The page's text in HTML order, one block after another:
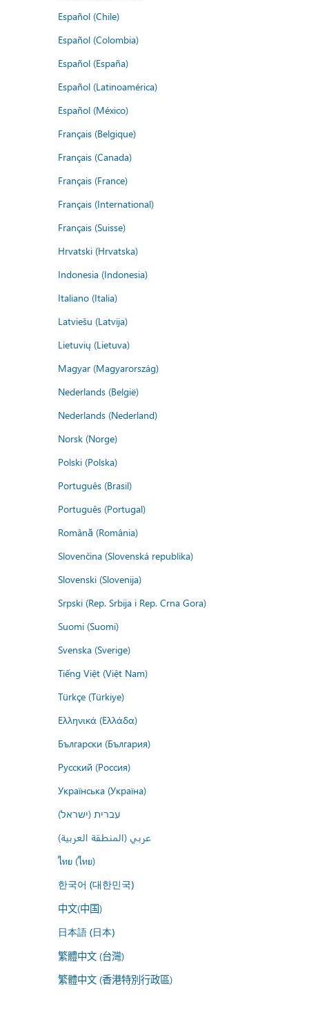
Español (Chile)
Español (Colombia)
Español (España)
Español (Latinoamérica)
Español (México)
Français (Belgique)
Français (Canada)
Français (France)
Français (International)
Français (Suisse)
Hrvatski (Hrvatska)
Indonesia (Indonesia)
Italiano (Italia)
Latviešu (Latvija)
Lietuvių (Lietuva)
Magyar (Magyarország)
Nederlands (België)
Nederlands (Nederland)
Norsk (Norge)
Polski (Polska)
Português (Brasil)
Português (Portugal)
Română (România)
Slovenčina (Slovenská republika)
Slovenski (Slovenija)
Srpski (Rep. Srbija i Rep. Crna Gora)
Suomi (Suomi)
Svenska (Sverige)
Tiếng Việt (Việt Nam)
Türkçe (Türkiye)
Ελληνικά (Ελλάδα)
Български (България)
Русский (Россия)
Українська (Україна)
עברית (ישראל)
عربي (المنطقة العربية)
ไทย (ไทย)
한국어 (대한민국)
中文(中国)
日本語 (日本)
繁體中文 (台灣)
繁體中文 (香港特別行政區)